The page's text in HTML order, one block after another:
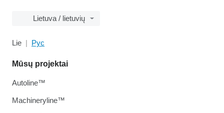
Lietuva / lietuvių
Lie Рус
Mūsų projektai
Autoline™
Machineryline™